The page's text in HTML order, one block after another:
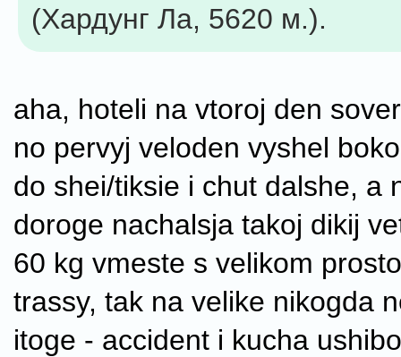
(Хардунг Ла, 5620 м.).
aha, hoteli na vtoroj den
no pervyj veloden vyshel
do shei/tiksie i chut dalshe, a
doroge nachalsja takoj dikij
60 kg vmeste s velikom
trassy, tak na velike nikogda
itoge - accident i kucha